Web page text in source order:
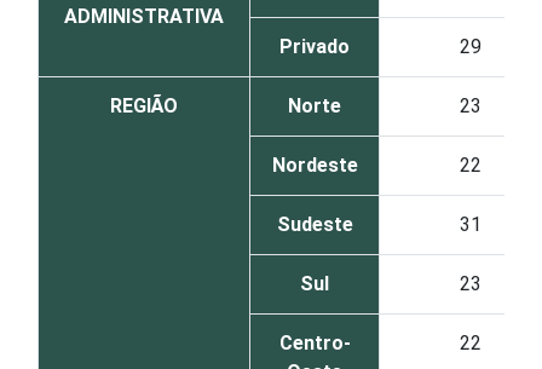
ADMINISTRATIVA
Privado 29
REGIÃO Norte 23
Nordeste 22
Sudeste 31
Sul 23
Centro-
22